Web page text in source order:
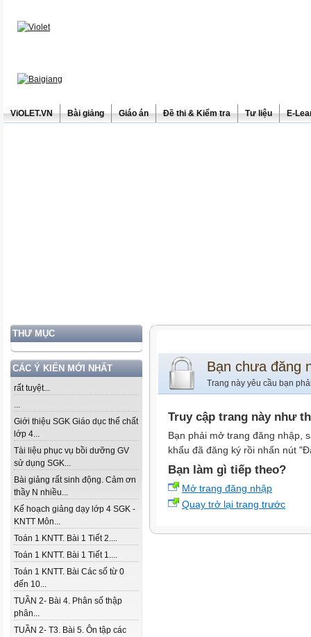
ViOLET.VN Bài giảng Giáo án Đề thi & Kiểm tra Tư liệu E-
THƯ MỤC
CÁC Ý KIẾN MỚI NHẤT
rất tuyệt...
...
Giới thiệu SGK Giáo dục thể chất
lớp 4...
Tài liệu phục vụ bồi dưỡng GV
sử dụng SGK...
Bài giảng rất sinh động. Cảm ơn
thầy N nhiều...
Kế hoạch giảng dạy lớp 4 SGK -
KNTT Môn...
Toán 1 KNTT. Bài 1 Tiết 2....
Toán 1 KNTT. Bài 1 Tiết 1....
Toán 1 KNTT. Bài Các số từ 0
đến 10...
TUẦN 2- Bài 4. Phân số thập
phân...
TUẦN 2- T3. Bài 5. Ôn tập các
Bạn chưa đăng
Trang này yêu cầu bạn
Truy cập trang này như
Bạn phải mở trang đăng nhập,
khẩu đã đăng ký rồi nhấn nút
Bạn làm gì tiếp theo?
Mở trang đăng nhập
Quay trở lại trang trước